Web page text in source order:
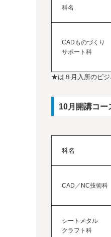
科名
CADものづくり
サポート科
★は８月入所のビジ
10月開講コ
科名
CAD／NC技術科
シートメタル
クラフト科